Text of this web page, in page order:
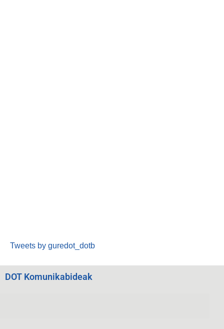
Tweets by guredot_dotb
DOT Komunikabideak